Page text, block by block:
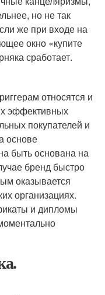
но не так
же при входе на
окно «купите
сработает.
относятся и
эффективных
покупателей и
основе
быть основана на
бренд быстро
оказывается
организациях.
и дипломы